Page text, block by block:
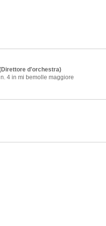
d'orchestra)
4 in mi bemolle maggiore